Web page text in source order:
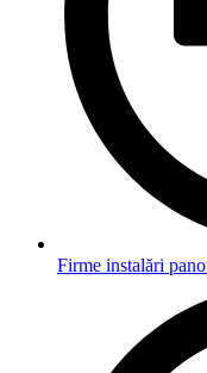
Firme instalări